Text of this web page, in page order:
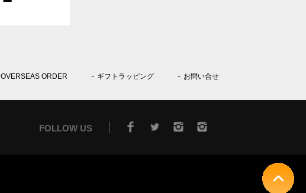
OVERSEAS ORDER ギフトラッピング お問い合せ
FOLLOW US